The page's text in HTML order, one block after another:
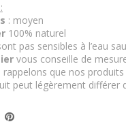
: moyen
100% naturel
pas sensibles à l’eau
vous conseille de
rappelons que nos
peut légèrement différer